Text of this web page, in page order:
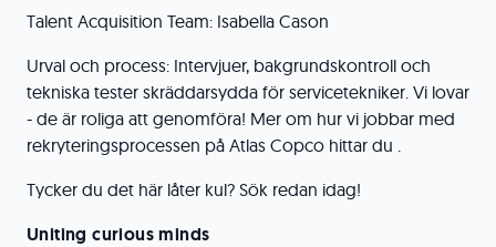
Talent Acquisition Team: Isabella Cason
Urval och process: Intervjuer, bakgrundskontroll och
tekniska tester skräddarsydda för servicetekniker. Vi lovar
- de är roliga att genomföra! Mer om hur vi jobbar med
rekryteringsprocessen på Atlas Copco hittar du .
Tycker du det här låter kul? Sök redan idag!
Uniting curious minds